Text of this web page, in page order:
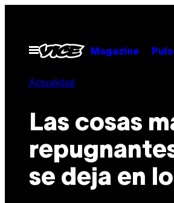
contenido
Abrir
Menú
Magazine
Actualidad
Las cosas
se deja en